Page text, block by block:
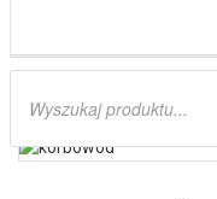
Wyszukiwarka
Części do
11651-00) PROX